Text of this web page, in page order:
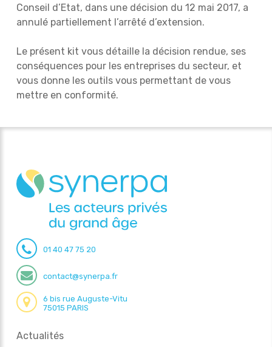
Conseil d’Etat, dans une décision du 12 mai 2017, a
annulé partiellement l’arrêté d’extension.
Le présent kit vous détaille la décision rendue, ses
conséquences pour les entreprises du secteur, et
vous donne les outils vous permettant de vous
mettre en conformité.
01 40 47 75 20
contact@synerpa.fr
6 bis rue Auguste-Vitu
75015 PARIS
Actualités